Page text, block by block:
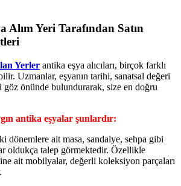
Alım Yeri Tarafından Satın
Yerler antika eşya alıcıları, birçok farklı
Uzmanlar, eşyanın tarihi, sanatsal değeri
önünde bulundurarak, size en doğru
antika eşyalar şunlardır:
dönemlere ait masa, sandalye, sehpa gibi
oldukça talep görmektedir. Özellikle
ait mobilyalar, değerli koleksiyon parçaları